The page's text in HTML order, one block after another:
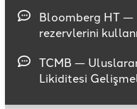
Bloomberg HT —
rezervlerini
TCMB —
Likiditesi